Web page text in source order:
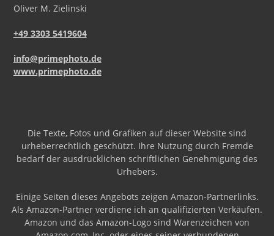
Oliver M. Zielinski
+49 3303 5419604
info@primephoto.de
www.primephoto.de
Die Texte, Fotos und Grafiken auf dieser Website sind
urheberrechtlich geschützt. Ihre Nutzung durch Fremde
bedarf der ausdrücklichen schriftlichen Genehmigung des
Urhebers.
Einige Seiten dieses Angebots zeigen Amazon-Partnerlinks.
Als Amazon-Partner verdiene ich an qualifizierten Verkäufen.
Amazon und das Amazon-Logo sind Warenzeichen von